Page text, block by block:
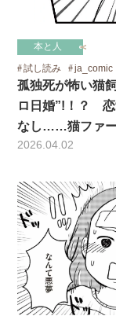
本と人
試し読み
ja_comic
孤独死が怖い猫
ロ日婚”!！？
なし……猫ファ
2026.04.02